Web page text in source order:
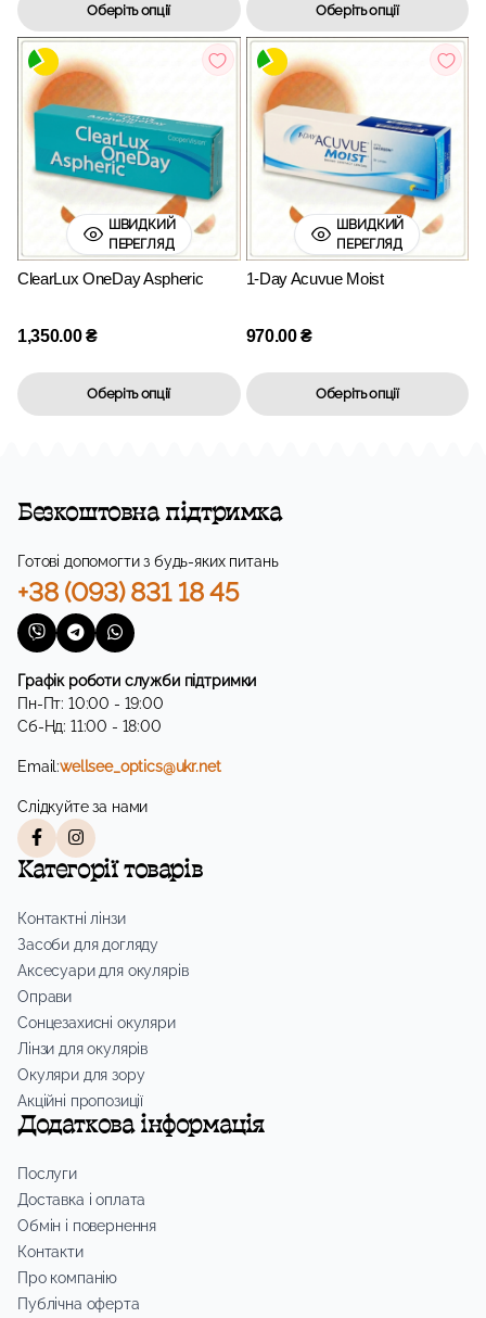
Оберіть опції Оберіть опції
ШВИДКИЙ
ПЕРЕГЛЯД
ClearLux OneDay Aspheric
1,350.00₴
Оберіть опції
ШВИДКИЙ
ПЕРЕГЛЯД
1-Day Acuvue Moist
970.00₴
Оберіть опції
Безкоштовна підтримка
Готові допомогти з будь-яких питань
+38 (093) 831 18 45
Графік роботи служби підтримки
Пн-Пт: 10:00 - 19:00
Сб-Нд: 11:00 - 18:00
Email:wellsee_optics@ukr.net
Слідкуйте за нами
Категорії товарів
Контактні лінзи
Засоби для догляду
Аксесуари для окулярів
Оправи
Сонцезахисні окуляри
Лінзи для окулярів
Окуляри для зору
Акційні пропозиції
Додаткова інформація
Послуги
Доставка і оплата
Обмін і повернення
Контакти
Про компанію
Публічна оферта